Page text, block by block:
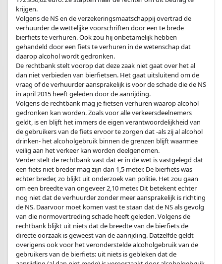
krijgen.
Volgens de NS en de verzekeringsmaatschappij overtrad de
verhuurder de wettelijke voorschriften door een te brede
bierfiets te verhuren. Ook zou hij onbetamelijk hebben
gehandeld door een fiets te verhuren in de wetenschap dat
daarop alcohol wordt gedronken.
De rechtbank stelt voorop dat deze zaak niet gaat over het al
dan niet verbieden van bierfietsen. Het gaat uitsluitend om de
vraag of de verhuurder aansprakelijk is voor de schade die de NS
in april 2015 heeft geleden door de aanrijding.
Volgens de rechtbank mag je fietsen verhuren waarop alcohol
gedronken kan worden. Zoals voor alle verkeersdeelnemers
geldt, is en blijft het immers de eigen verantwoordelijkheid van
de gebruikers van de fiets ervoor te zorgen dat -als zij al alcohol
drinken- het alcoholgebruik binnen de grenzen blijft waarmee
veilig aan het verkeer kan worden deelgenomen.
Verder stelt de rechtbank vast dat er in de wet is vastgelegd dat
een fiets niet breder mag zijn dan 1,5 meter. De bierfiets was
echter breder, zo blijkt uit onderzoek van politie. Het zou gaan
om een breedte van ongeveer 2,10 meter. Dit betekent echter
nog niet dat de verhuurder zonder meer aansprakelijk is richting
de NS. Daarvoor moet komen vast te staan dat de NS als gevolg
van die normovertreding schade heeft geleden. Volgens de
rechtbank blijkt uit niets dat de breedte van de bierfiets de
directe oorzaak is geweest van de aanrijding. Datzelfde geldt
overigens ook voor het veronderstelde alcoholgebruik van de
gebruikers van de bierfiets: uit niets is gebleken dat de